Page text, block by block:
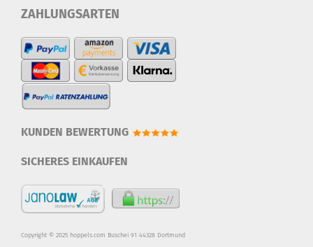
ZAHLUNGSARTEN
KUNDEN BEWERTUNG
SICHERES EINKAUFEN
Copyright © 2025 hoppels.com Buschei 91 44328 Dortmund